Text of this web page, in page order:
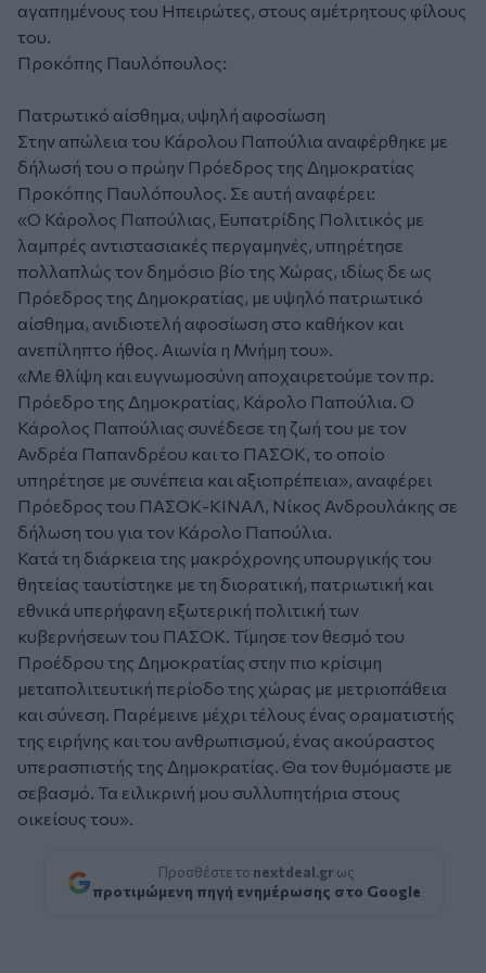
αγαπημένους του Ηπειρώτες, στους αμέτρητους φίλους
του.
Προκόπης Παυλόπουλος:
Πατρωτικό αίσθημα, υψηλή αφοσίωση
Στην απώλεια του Κάρολου Παπούλια αναφέρθηκε με
δήλωσή του ο πρώην Πρόεδρος της Δημοκρατίας
Προκόπης Παυλόπουλος. Σε αυτή αναφέρει:
«Ο Κάρολος Παπούλιας, Ευπατρίδης Πολιτικός με
λαμπρές αντιστασιακές περγαμηνές, υπηρέτησε
πολλαπλώς τον δημόσιο βίο της Χώρας, ιδίως δε ως
Πρόεδρος της Δημοκρατίας, με υψηλό πατριωτικό
αίσθημα, ανιδιοτελή αφοσίωση στο καθήκον και
ανεπίληπτο ήθος. Αιωνία η Μνήμη του».
«Με θλίψη και ευγνωμοσύνη αποχαιρετούμε τον πρ.
Πρόεδρο της Δημοκρατίας, Κάρολο Παπούλια. Ο
Κάρολος Παπούλιας συνέδεσε τη ζωή του με τον
Ανδρέα Παπανδρέου και το ΠΑΣΟΚ, το οποίο
υπηρέτησε με συνέπεια και αξιοπρέπεια», αναφέρει
Πρόεδρος του ΠΑΣΟΚ-ΚΙΝΑΛ, Νίκος Ανδρουλάκης σε
δήλωση του για τον Κάρολο Παπούλια.
Κατά τη διάρκεια της μακρόχρονης υπουργικής του
θητείας ταυτίστηκε με τη διορατική, πατριωτική και
εθνικά υπερήφανη εξωτερική πολιτική των
κυβερνήσεων του ΠΑΣΟΚ. Τίμησε τον θεσμό του
Προέδρου της Δημοκρατίας στην πιο κρίσιμη
μεταπολιτευτική περίοδο της χώρας με μετριοπάθεια
και σύνεση. Παρέμεινε μέχρι τέλους ένας οραματιστής
της ειρήνης και του ανθρωπισμού, ένας ακούραστος
υπερασπιστής της Δημοκρατίας. Θα τον θυμόμαστε με
σεβασμό. Τα ειλικρινή μου συλλυπητήρια στους
οικείους του».
Προσθέστε το nextdeal.gr ως
προτιμώμενη πηγή ενημέρωσης στο Google